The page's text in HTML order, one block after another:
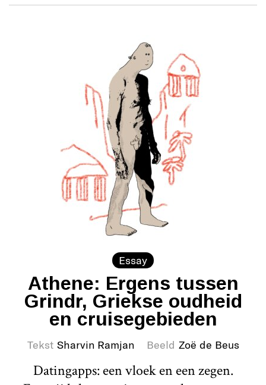
Essay
Athene: Ergens tussen
Grindr, Griekse oudheid
en cruisegebieden
Tekst Sharvin Ramjan Beeld Zoë de Beus
Datingapps: een vloek en een zegen.